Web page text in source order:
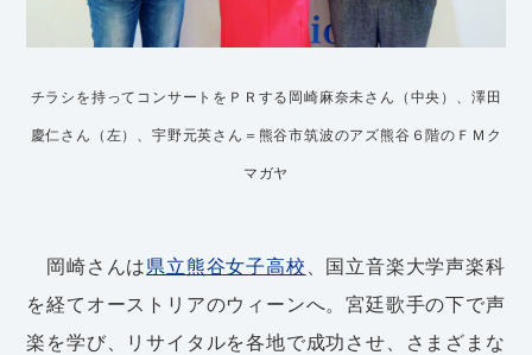
チラシを持ってコンサートをＰＲする岡崎麻奈未さん（中央）、澤田
慶仁さん（左）、宇野元英さん＝熊谷市筑波のアズ熊谷６階のＦＭク
マガヤ
岡崎さんは県立熊谷女子高校、国立音楽大学声楽科
を経てオーストリアのウィーンへ。宮廷歌手の下で声
楽を学び、リサイタルを各地で成功させ、さまざまな